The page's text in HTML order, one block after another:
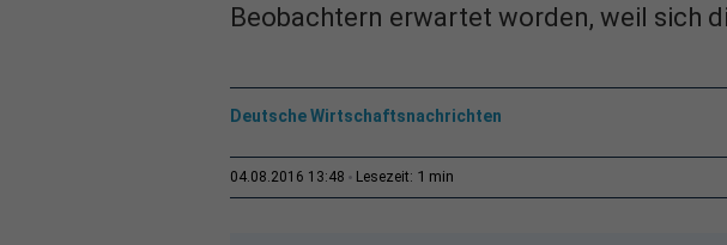
Beobachtern erwartet worden, weil sich
Deutsche Wirtschaftsnachrichten
04.08.2016 13:48 Lesezeit: 1 min